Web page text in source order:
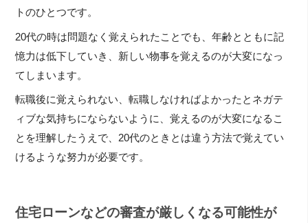
トのひとつです。
20代の時は問題なく覚えられたことでも、年齢とともに記
憶力は低下していき、新しい物事を覚えるのが大変になっ
てしまいます。
転職後に覚えられない、転職しなければよかったとネガテ
ィブな気持ちにならないように、覚えるのが大変になるこ
とを理解したうえで、20代のときとは違う方法で覚えてい
けるような努力が必要です。
住宅ローンなどの審査が厳しくなる可能性が